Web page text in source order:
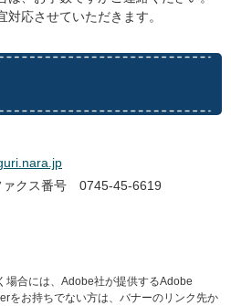
応させていただきます。
クス番号 0745-45-6619
場合には、Adobe社が提供するAdobe
をお持ちでない方は、バナーのリンク先か